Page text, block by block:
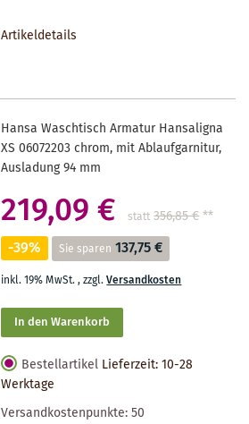
Artikeldetails
Hansa Waschtisch Armatur Hansaligna
XS 06072203 chrom, mit Ablaufgarnitur,
Ausladung 94 mm
219,09 € statt 356,85 €**
-39% Sie sparen 137,75 €
inkl. 19% MwSt.,zzgl.Versandkosten
In den Warenkorb
Bestellartikel Lieferzeit: 10-28
Werktage
Versandkostenpunkte:50